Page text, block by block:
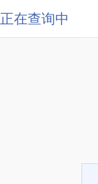
正在查询中